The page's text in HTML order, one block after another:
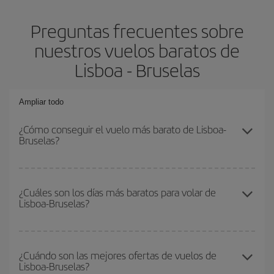
Preguntas frecuentes sobre
nuestros vuelos baratos de
Lisboa - Bruselas
Ampliar todo
¿Cómo conseguir el vuelo más barato de Lisboa-
Bruselas?
conseguir el vuelo más barato si evitas temporadas altas,
compras con antelación y puedes ser flexible con las fechas y
¿Cuáles son los días más baratos para volar de
Lisboa-Bruselas?
que empezar una consulta en nuestro
buscador de vuelos
baratos . Dinos desde dónde vuelas, a dónde quieres ir y en qué
¿Cuándo son las mejores ofertas de vuelos de
Lisboa-Bruselas?